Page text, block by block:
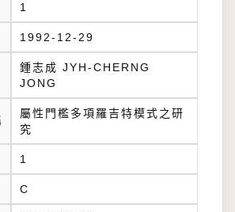
1
1992-12-29
鍾志成 JYH-CHERNG
JONG
屬性門檻多項羅吉特模式之研
究
1
C